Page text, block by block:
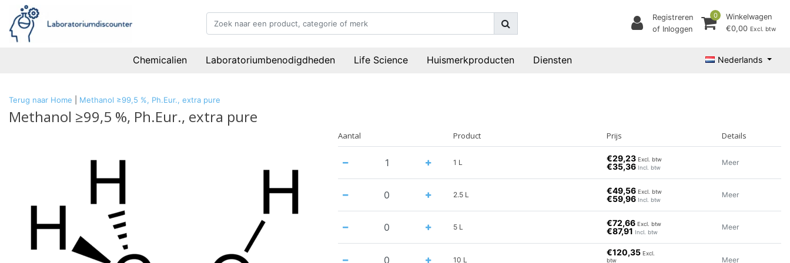
Registreren
of Inloggen
0
Winkelwagen
€0,00 Excl. btw
Chemicalien Laboratoriumbenodigdheden Life Science Huismerkproducten Diensten Nederlands
Terug naar Home Methanol ≥99,5 %, Ph.Eur., extra pure
Methanol ≥99,5 %, Ph.Eur., extra pure
Aantal Product Prijs Details
1 L €29,23Excl. btw
€35,36 Incl. btw
Meer
2.5 L €49,56Excl. btw
€59,96 Incl. btw
Meer
5 L €72,66Excl. btw
€87,91 Incl. btw
Meer
10 L
€120,35Excl.
btw
Meer